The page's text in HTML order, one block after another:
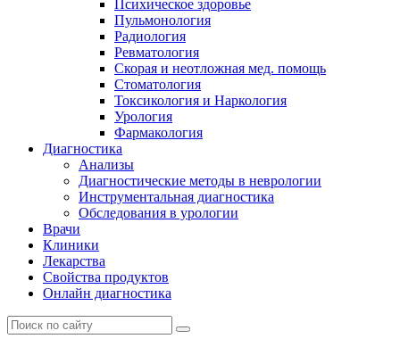
Психическое здоровье
Пульмонология
Радиология
Ревматология
Скорая и неотложная мед. помощь
Стоматология
Токсикология и Наркология
Урология
Фармакология
Диагностика
Анализы
Диагностические методы в неврологии
Инструментальная диагностика
Обследования в урологии
Врачи
Клиники
Лекарства
Свойства продуктов
Онлайн диагностика